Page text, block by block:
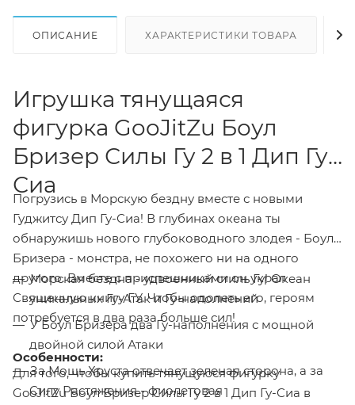
ОПИСАНИЕ ХАРАКТЕРИСТИКИ ТОВАРА
Игрушка тянущаяся
фигурка GooJitZu Боул
Бризер Силы Гу 2 в 1 Дип Гу-
Сиа
Погрузись в Морскую бездну вместе с новыми
Гуджитсу Дип Гу-Сиа! В глубинах океана ты
обнаружишь нового глубоководного злодея - Боул
Бризера - монстра, не похожего ни на одного
другого. Вместе с приспешниками он украл
Священную книгу ГУ. Чтобы одолеть его, героям
потребуется в два раза больше сил!
Особенности:
Морская бездна - удвоенный стиль Гу! Океан
уникальных Гу-Атак и Гу-наполнений
У Боул Бризера два Гу-наполнения с мощной
двойной силой Атаки
За Мощь Хруста отвечает зеленая сторона, а за
Силу Растяжения - фиолетовая
Для того, чтобы купить тянущуюся фигурку
GooJitZu Боул Бризер Силы Гу 2 в 1 Дип Гу-Сиа в